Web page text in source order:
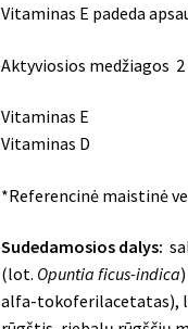
Vitaminas E padeda
Aktyviosios
Vitaminas E
Vitaminas
*Referencinė maistinė
Sudedamosios dalys:
(lot. Opuntia ficus-indica
alfa-tokoferilacetatas),